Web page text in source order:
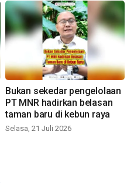
Bukan sekedar pengelolaan
PT MNR hadirkan belasan
taman baru di kebun raya
Selasa, 21 Juli 2026